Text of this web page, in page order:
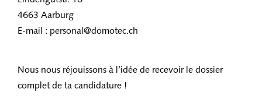
4663 Aarburg
E-mail : personal@domotec.ch
Nous nous réjouissons à l’idée de recevoir le dossier
complet de ta candidature !